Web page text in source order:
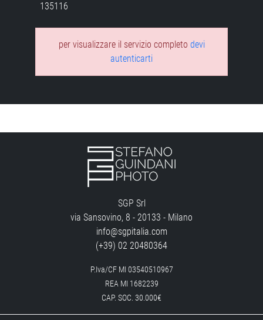
135116
per visualizzare il servizio completo devi
autenticarti
SGP Srl
via Sansovino, 8 - 20133 - Milano
info@sgpitalia.com
(+39) 02 20480364
P.Iva/CF MI 03540510967
REA MI 1682239
CAP. SOC. 30.000€